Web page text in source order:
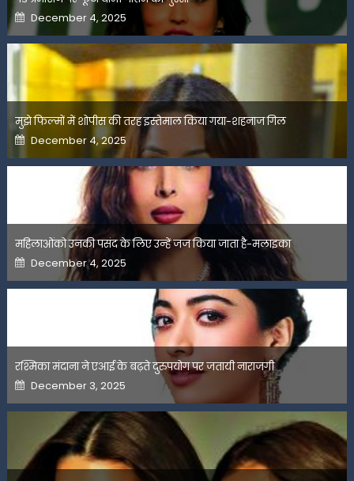
Posted
on
December 4, 2025
मुझे फिल्मों में शोपीस की तरह इस्तेमाल किया गया-शहनाज गिल
Posted
on
December 4, 2025
महिलाओंको उनकी पसंद के लिए उन्हें जज किया जाता है-मलाइका
Posted
on
December 4, 2025
रश्मिका मंदाना ने एआई के बढ़ते दुरुपयोग पर जतायी नाराजगी
Posted
on
December 3, 2025